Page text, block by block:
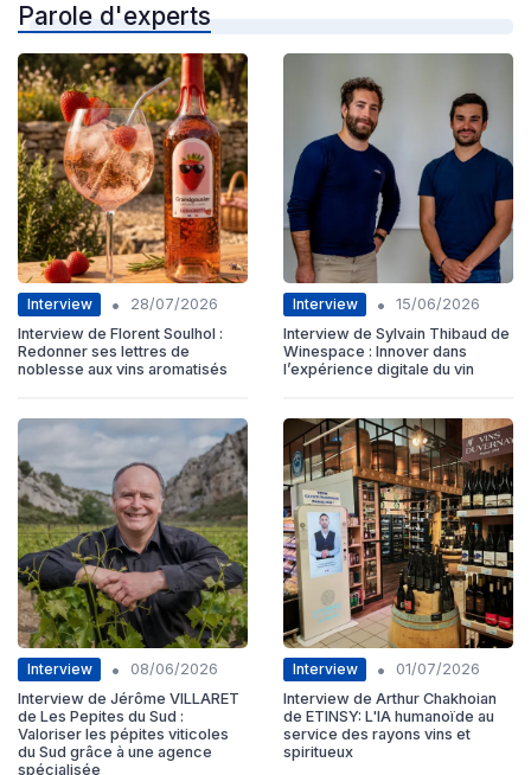
Parole d'experts
Interview •
28/07/2026
Interview de Florent Soulhol :
Redonner ses lettres de
noblesse aux vins aromatisés
Interview •
15/06/2026
Interview de Sylvain Thibaud de
Winespace : Innover dans
l’expérience digitale du vin
Interview •
08/06/2026
Interview de Jérôme VILLARET
de Les Pepites du Sud :
Valoriser les pépites viticoles
du Sud grâce à une agence
spécialisée
Interview •
01/07/2026
Interview de Arthur Chakhoian
de ETINSY: L'IA humanoïde au
service des rayons vins et
spiritueux